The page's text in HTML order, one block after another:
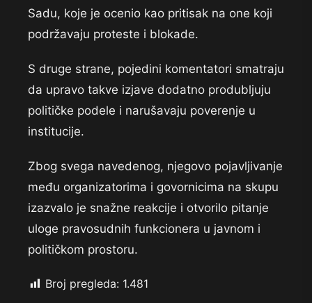
Sadu, koje je ocenio kao pritisak na one koji
podržavaju proteste i blokade.
S druge strane, pojedini komentatori smatraju
da upravo takve izjave dodatno produbljuju
političke podele i narušavaju poverenje u
institucije.
Zbog svega navedenog, njegovo pojavljivanje
među organizatorima i govornicima na skupu
izazvalo je snažne reakcije i otvorilo pitanje
uloge pravosudnih funkcionera u javnom i
političkom prostoru.
Broj pregleda: 1.481